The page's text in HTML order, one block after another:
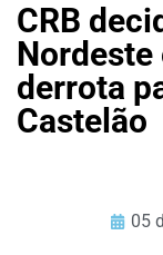
CRB
Nordeste
derrota
Castelão
05